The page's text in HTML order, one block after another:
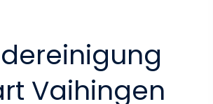
Vaihingen